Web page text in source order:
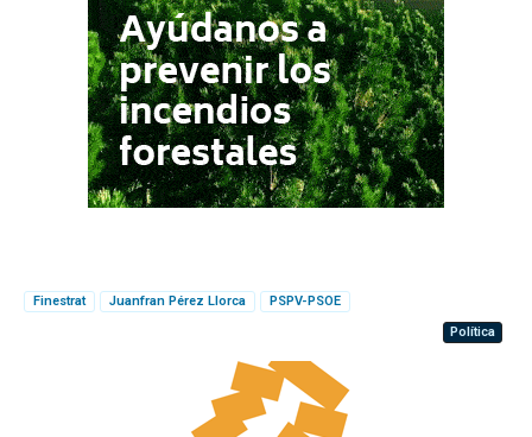
Finestrat Juanfran Pérez Llorca
PSPV-PSOE
Política